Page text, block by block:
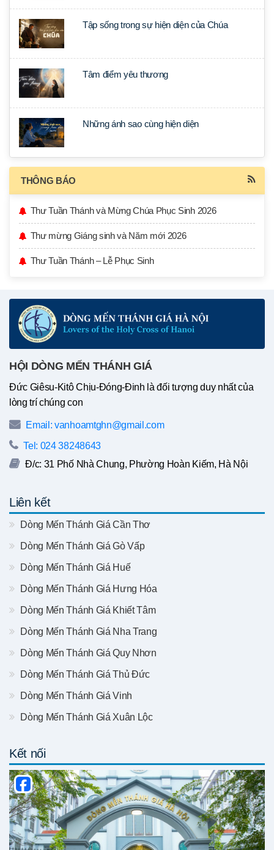
Tập sống trong sự hiện diện của Chúa
Tâm điểm yêu thương
Những ánh sao cùng hiện diện
THÔNG BÁO
Thư Tuần Thánh và Mừng Chúa Phục Sinh 2026
Thư mừng Giáng sinh và Năm mới 2026
Thư Tuần Thánh – Lễ Phục Sinh
HỘI DÒNG MẾN THÁNH GIÁ
Đức Giêsu-Kitô Chịu-Đóng-Đinh là đối tượng duy nhất của
lòng trí chúng con
Email: vanhoamtghn@gmail.com
Tel: 024 38248643
Đ/c: 31 Phố Nhà Chung, Phường Hoàn Kiếm, Hà Nội
Liên kết
Dòng Mến Thánh Giá Cần Thơ
Dòng Mến Thánh Giá Gò Vấp
Dòng Mến Thánh Giá Huế
Dòng Mến Thánh Giá Hưng Hóa
Dòng Mến Thánh Giá Khiết Tâm
Dòng Mến Thánh Giá Nha Trang
Dòng Mến Thánh Giá Quy Nhơn
Dòng Mến Thánh Giá Thủ Đức
Dòng Mến Thánh Giá Vinh
Dòng Mến Thánh Giá Xuân Lộc
Kết nối